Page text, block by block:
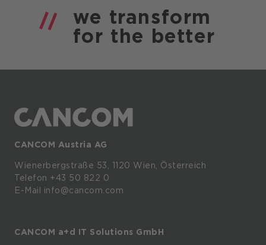
we transform
for the better
CANCOM Austria AG
Wienerbergstraße 53, 1120 Wien, Österreich
Telefon +43 50 822 0
E-Mail info@cancom.com
CANCOM a+d IT Solutions GmbH